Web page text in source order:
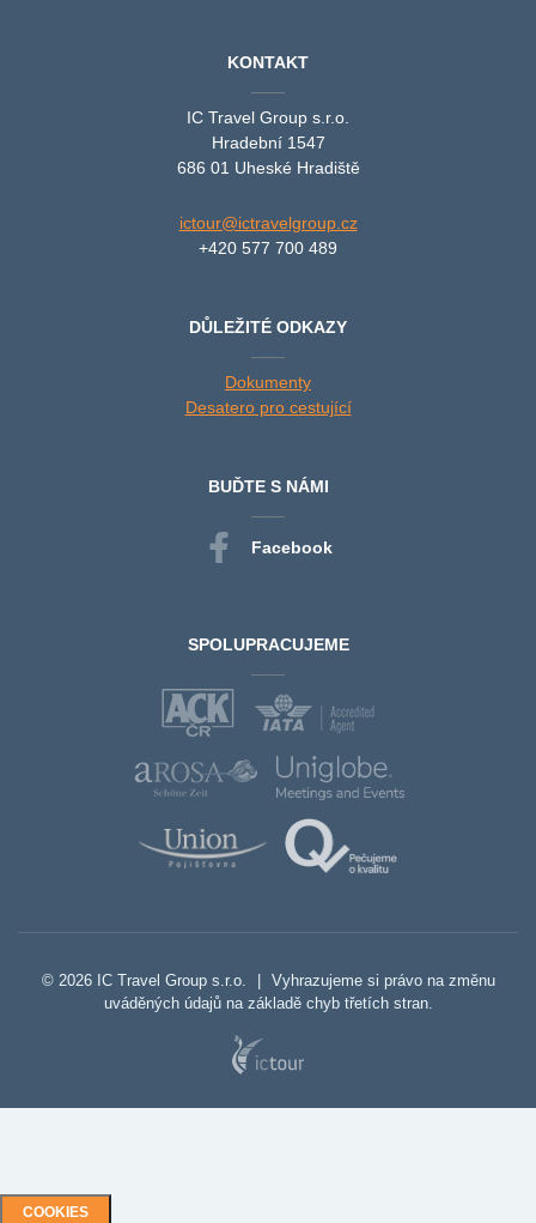
COOKIES
KONTAKT
IC Travel Group s.r.o.
Hradební 1547
686 01 Uheské Hradiště
ictour@ictravelgroup.cz
+420 577 700 489
DŮLEŽITÉ ODKAZY
Dokumenty
Desatero pro cestující
BUĎTE S NÁMI
Facebook
SPOLUPRACUJEME
© 2026 IC Travel Group s.r.o.
Vyhrazujeme si právo na změnu
uváděných údajů na základě chyb třetích stran.